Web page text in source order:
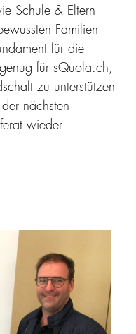
Schule & Eltern
Familien
für die
für sQuola.ch,
zu unterstützen
nächsten
wieder